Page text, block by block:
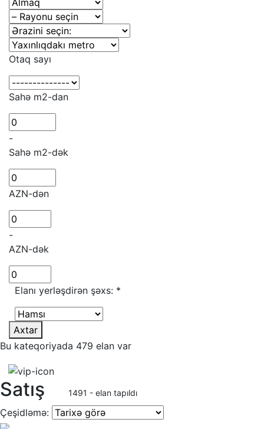
Otaq sayı
Sahə m2-dan
-
Sahə m2-dək
AZN-dən
-
AZN-dək
Elanı yerləşdirən şəxs: *
Axtar
Bu kateqoriyada 479 elan var
Satış 1491 - elan tapıldı
Çeşidləmə: